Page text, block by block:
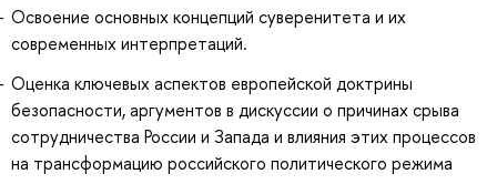
Освоение основных концепций суверенитета и их
современных интерпретаций.
Оценка ключевых аспектов европейской доктрины
безопасности, аргументов в дискуссии о причинах срыва
сотрудничества России и Запада и влияния этих процессов
на трансформацию российского политического режима